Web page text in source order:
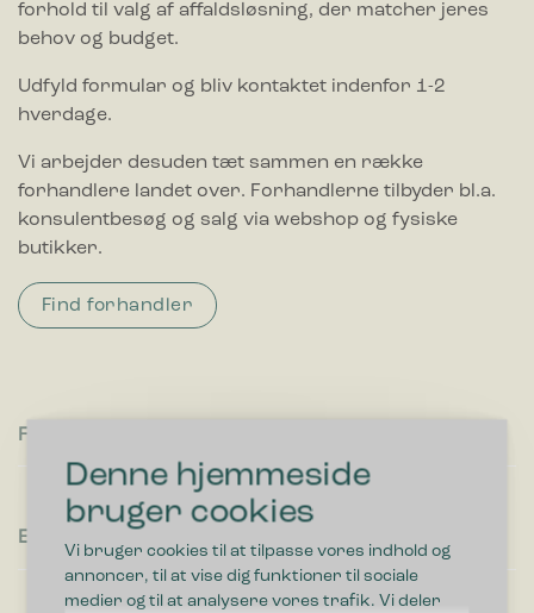
Denne hjemmeside
bruger cookies
Vi bruger cookies til at tilpasse vores indhold og
annoncer, til at vise dig funktioner til sociale
medier og til at analysere vores trafik. Vi deler
forhold til valg af affaldsløsning, der matcher jeres
behov og budget.
Udfyld formular og bliv kontaktet indenfor 1-2
hverdage.
Vi arbejder desuden tæt sammen en række
forhandlere landet over. Forhandlerne tilbyder bl.a.
konsulentbesøg og salg via webshop og fysiske
butikker.
Find forhandler
Fornavn
Efternavn